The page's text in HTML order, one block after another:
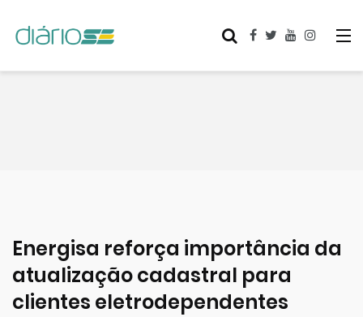
Energisa reforça importância da
atualização cadastral para
clientes eletrodependentes